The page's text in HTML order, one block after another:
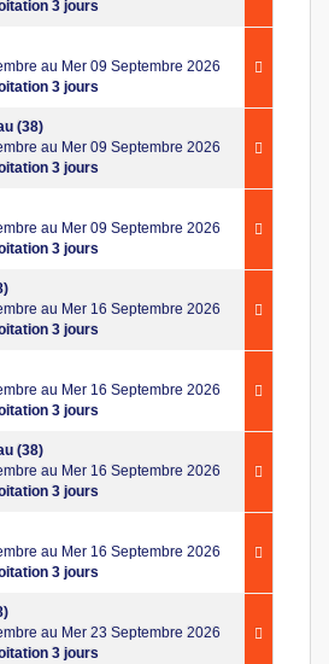
3 jours
au Mer 09 Septembre 2026
3 jours
(38)
au Mer 09 Septembre 2026
3 jours
au Mer 09 Septembre 2026
3 jours
au Mer 16 Septembre 2026
3 jours
au Mer 16 Septembre 2026
3 jours
(38)
au Mer 16 Septembre 2026
3 jours
au Mer 16 Septembre 2026
3 jours
au Mer 23 Septembre 2026
3 jours